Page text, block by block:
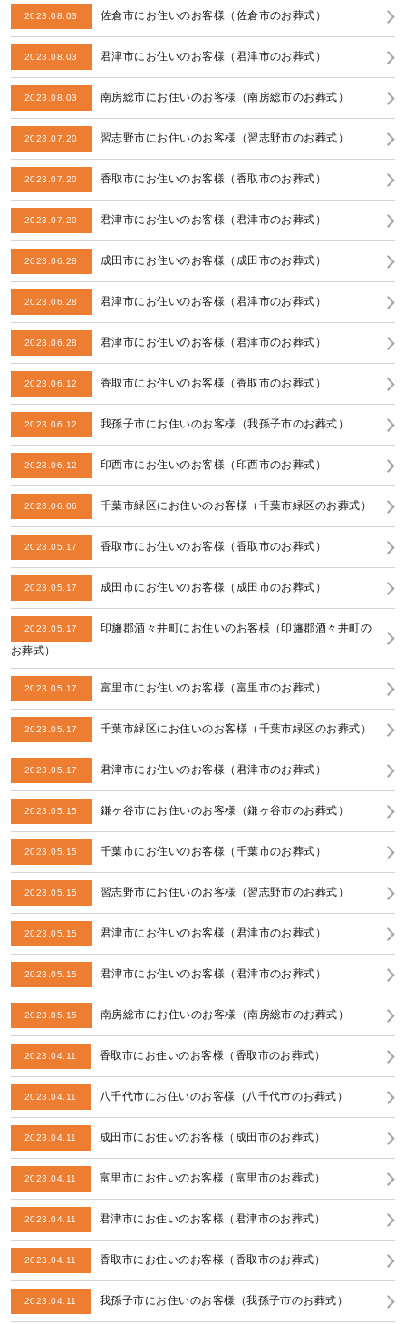
2023.08.03 佐倉市にお住いのお客様（佐倉市のお葬式）
2023.08.03 君津市にお住いのお客様（君津市のお葬式）
2023.08.03 南房総市にお住いのお客様（南房総市のお葬式）
2023.07.20 習志野市にお住いのお客様（習志野市のお葬式）
2023.07.20 香取市にお住いのお客様（香取市のお葬式）
2023.07.20 君津市にお住いのお客様（君津市のお葬式）
2023.06.28 成田市にお住いのお客様（成田市のお葬式）
2023.06.28 君津市にお住いのお客様（君津市のお葬式）
2023.06.28 君津市にお住いのお客様（君津市のお葬式）
2023.06.12 香取市にお住いのお客様（香取市のお葬式）
2023.06.12 我孫子市にお住いのお客様（我孫子市のお葬式）
2023.06.12 印西市にお住いのお客様（印西市のお葬式）
2023.06.06 千葉市緑区にお住いのお客様（千葉市緑区のお葬式）
2023.05.17 香取市にお住いのお客様（香取市のお葬式）
2023.05.17 成田市にお住いのお客様（成田市のお葬式）
2023.05.17
印旛郡酒々井町にお住いのお客様（印旛郡酒々井町の
お葬式）
2023.05.17 富里市にお住いのお客様（富里市のお葬式）
2023.05.17 千葉市緑区にお住いのお客様（千葉市緑区のお葬式）
2023.05.17 君津市にお住いのお客様（君津市のお葬式）
2023.05.15 鎌ヶ谷市にお住いのお客様（鎌ヶ谷市のお葬式）
2023.05.15 千葉市にお住いのお客様（千葉市のお葬式）
2023.05.15 習志野市にお住いのお客様（習志野市のお葬式）
2023.05.15 君津市にお住いのお客様（君津市のお葬式）
2023.05.15 君津市にお住いのお客様（君津市のお葬式）
2023.05.15 南房総市にお住いのお客様（南房総市のお葬式）
2023.04.11 香取市にお住いのお客様（香取市のお葬式）
2023.04.11 八千代市にお住いのお客様（八千代市のお葬式）
2023.04.11 成田市にお住いのお客様（成田市のお葬式）
2023.04.11 富里市にお住いのお客様（富里市のお葬式）
2023.04.11 君津市にお住いのお客様（君津市のお葬式）
2023.04.11 香取市にお住いのお客様（香取市のお葬式）
2023.04.11 我孫子市にお住いのお客様（我孫子市のお葬式）